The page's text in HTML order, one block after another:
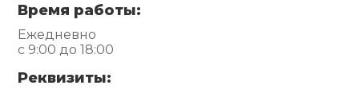
Время работы:
Ежедневно
с 9:00 до 18:00
Реквизиты: